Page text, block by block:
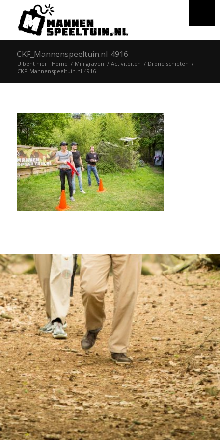
CKF_Mannenspeeltuin.nl-4916
U bent hier: Home / Minigraven / Activiteiten / Drone schieten /
CKF_Mannenspeeltuin.nl-4916